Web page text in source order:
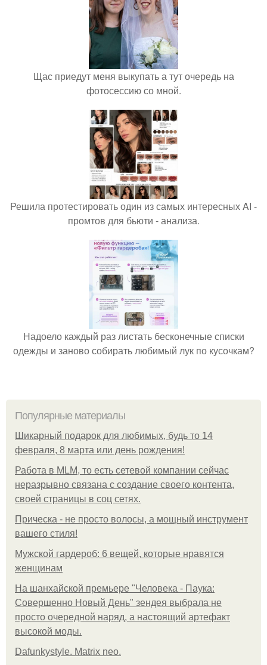
Щас приедут меня выкупать а тут очередь на
фотосессию со мной.
Решила протестировать один из самых интересных AI -
промтов для бьюти - анализа.
Надоело каждый раз листать бесконечные списки
одежды и заново собирать любимый лук по кусочкам?
Популярные материалы
Шикарный подарок для любимых, будь то 14
февраля, 8 марта или день рождения!
Работа в MLM, то есть сетевой компании сейчас
неразрывно связана с создание своего контента,
своей страницы в соц сетях.
Прическа - не просто волосы, а мощный инструмент
вашего стиля!
Мужской гардероб: 6 вещей, которые нравятся
женщинам
На шанхайской премьере "Человека - Паука:
Совершенно Новый День" зендея выбрала не
просто очередной наряд, а настоящий артефакт
высокой моды.
Dafunkystyle. Matrix neo.